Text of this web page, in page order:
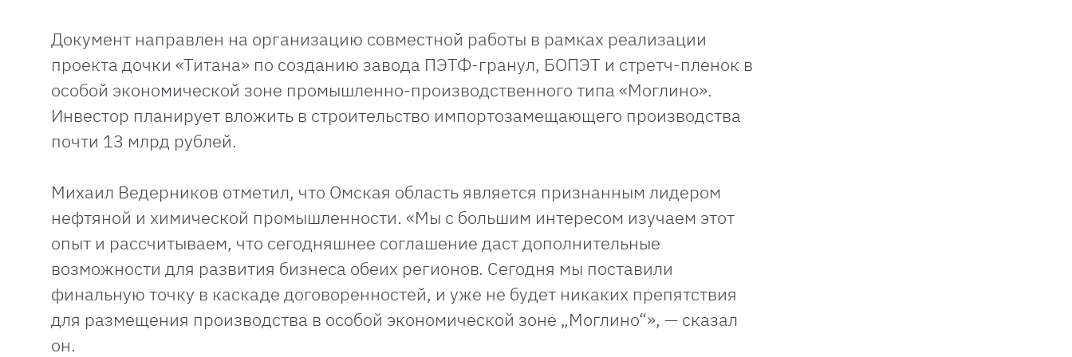
Документ направлен на организацию совместной работы в рамках реализации
проекта дочки «Титана» по созданию завода ПЭТФ-гранул, БОПЭТ и стретч-пленок в
особой экономической зоне промышленно-производственного типа «Моглино».
Инвестор планирует вложить в строительство импортозамещающего производства
почти 13 млрд рублей.
Михаил Ведерников отметил, что Омская область является признанным лидером
нефтяной и химической промышленности. «Мы с большим интересом изучаем этот
опыт и рассчитываем, что сегодняшнее соглашение даст дополнительные
возможности для развития бизнеса обеих регионов. Сегодня мы поставили
финальную точку в каскаде договоренностей, и уже не будет никаких препятствия
для размещения производства в особой экономической зоне „Моглино“», — сказал
он.